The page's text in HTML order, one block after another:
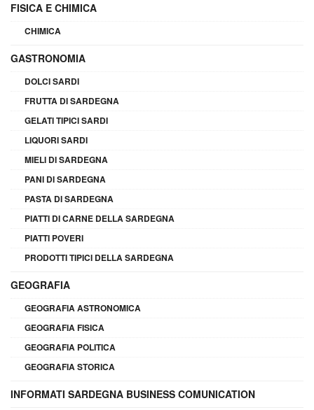
FISICA E CHIMICA
CHIMICA
GASTRONOMIA
DOLCI SARDI
FRUTTA DI SARDEGNA
GELATI TIPICI SARDI
LIQUORI SARDI
MIELI DI SARDEGNA
PANI DI SARDEGNA
PASTA DI SARDEGNA
PIATTI DI CARNE DELLA SARDEGNA
PIATTI POVERI
PRODOTTI TIPICI DELLA SARDEGNA
GEOGRAFIA
GEOGRAFIA ASTRONOMICA
GEOGRAFIA FISICA
GEOGRAFIA POLITICA
GEOGRAFIA STORICA
INFORMATI SARDEGNA BUSINESS COMUNICATION